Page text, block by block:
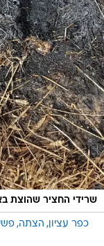
שרידי החציר שהוצת
כפר עציון הצתה